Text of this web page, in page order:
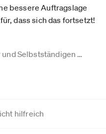
bessere Auftragslage
dass sich das fortsetzt!
Selbstständigen …
hilfreich